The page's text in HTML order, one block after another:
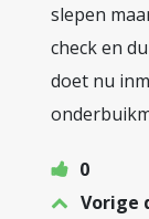
slepen
check en
doet nu
0
Vorige